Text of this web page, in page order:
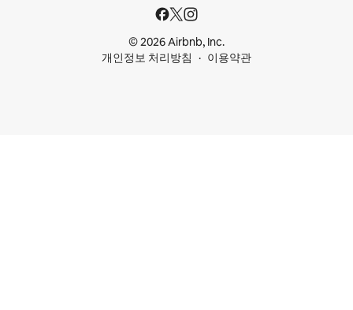
© 2026 Airbnb, Inc.
개인정보 처리방침
이용약관